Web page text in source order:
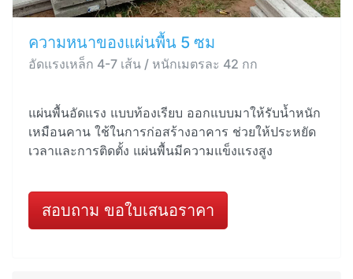
ความหนาของแผ่นพื้น 5 ซม
อัดแรงเหล็ก 4-7 เส้น / หนักเมตรละ 42 กก
แผ่นพื้นอัดแรง แบบท้องเรียบ ออกแบบมาให้รับน้ำหนัก
เหมือนคาน ใช้ในการก่อสร้างอาคาร ช่วยให้ประหยัด
เวลาและการติดตั้ง แผ่นพื้นมีความแข็งแรงสูง
สอบถาม ขอใบเสนอราคา